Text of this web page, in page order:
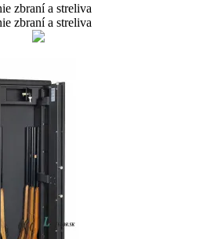
zbraní a streliva
zbraní a streliva